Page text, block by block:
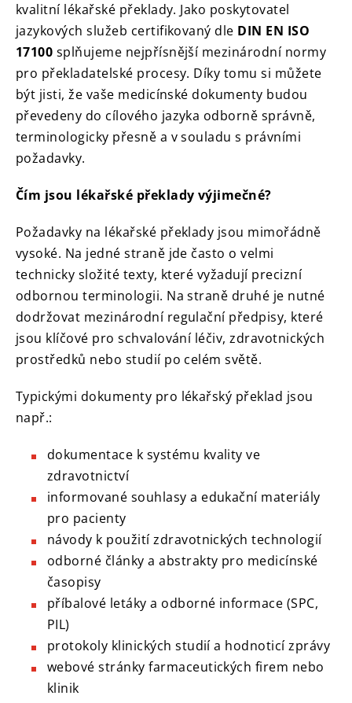
kvalitní lékařské překlady. Jako poskytovatel
jazykových služeb certifikovaný dle DIN EN ISO
17100 splňujeme nejpřísnější mezinárodní normy
pro překladatelské procesy. Díky tomu si můžete
být jisti, že vaše medicínské dokumenty budou
převedeny do cílového jazyka odborně správně,
terminologicky přesně a v souladu s právními
požadavky.
Čím jsou lékařské překlady výjimečné?
Požadavky na lékařské překlady jsou mimořádně
vysoké. Na jedné straně jde často o velmi
technicky složité texty, které vyžadují precizní
odbornou terminologii. Na straně druhé je nutné
dodržovat mezinárodní regulační předpisy, které
jsou klíčové pro schvalování léčiv, zdravotnických
prostředků nebo studií po celém světě.
Typickými dokumenty pro lékařský překlad jsou
např.:
dokumentace k systému kvality ve
zdravotnictví
informované souhlasy a edukační materiály
pro pacienty
návody k použití zdravotnických technologií
odborné články a abstrakty pro medicínské
časopisy
příbalové letáky a odborné informace (SPC,
PIL)
protokoly klinických studií a hodnoticí zprávy
webové stránky farmaceutických firem nebo
klinik